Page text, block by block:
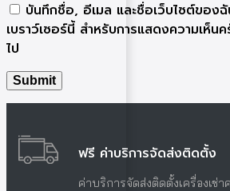
บันทึกชื่อ, อีเมล และชื่อเว็บไซต์ของ
เบราว์เซอร์นี้ สำหรับการแสดงความเห็น
ไป
ฟรี ค่าบริการจัดส่งติดตั้ง
ค่าบริการจัดส่งติดตั้งเครื่องเช่